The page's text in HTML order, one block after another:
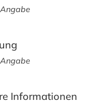
Informationen